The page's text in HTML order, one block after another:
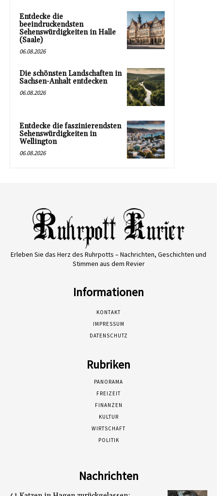
Entdecke die
beeindruckendsten
Sehenswürdigkeiten in Halle
(Saale)
06.08.2026
Die schönsten Landschaften in
Sachsen-Anhalt entdecken
06.08.2026
Entdecke die faszinierendsten
Sehenswürdigkeiten in
Wellington
06.08.2026
Erleben Sie das Herz des Ruhrpotts – Nachrichten, Geschichten und
Stimmen aus dem Revier
Informationen
KONTAKT
IMPRESSUM
DATENSCHUTZ
Rubriken
PANORAMA
FREIZEIT
FINANZEN
KULTUR
WIRTSCHAFT
POLITIK
Nachrichten